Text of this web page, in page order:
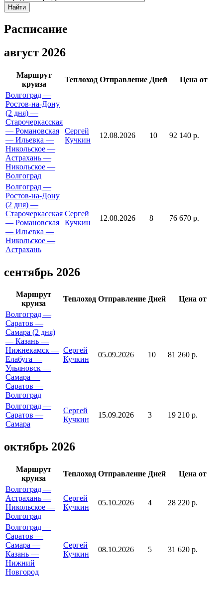
Найти
Расписание
август 2026
Маршрут
круиза
Теплоход Отправление Дней
Цена от
Волгоград —
Ростов-на-Дону
(2 дня) —
Старочеркасская
— Романовская
— Ильевка —
Никольское —
Астрахань —
Никольское —
Волгоград
Сергей
Кучкин
12.08.2026 10 92 140 р.
Волгоград —
Ростов-на-Дону
(2 дня) —
Старочеркасская
— Романовская
— Ильевка —
Никольское —
Астрахань
Сергей
Кучкин
12.08.2026 8 76 670 р.
сентябрь 2026
Маршрут
круиза
Теплоход Отправление Дней
Цена от
Волгоград —
Саратов —
Самара (2 дня)
— Казань —
Нижнекамск —
Елабуга —
Ульяновск —
Самара —
Саратов —
Волгоград
Сергей
Кучкин
05.09.2026 10 81 260 р.
Волгоград —
Саратов —
Самара
Сергей
Кучкин
15.09.2026 3 19 210 р.
октябрь 2026
Маршрут
круиза
Теплоход Отправление Дней
Цена от
Волгоград —
Астрахань —
Никольское —
Волгоград
Сергей
Кучкин
05.10.2026 4 28 220 р.
Волгоград —
Саратов —
Самара —
Казань —
Нижний
Новгород
Сергей
Кучкин
08.10.2026 5 31 620 р.